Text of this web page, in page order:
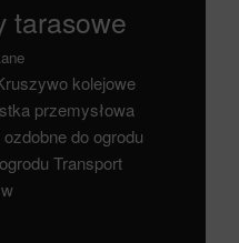
tarasowe
kolejowe
przemysłowa
ozdobne do ogrodu
Transport